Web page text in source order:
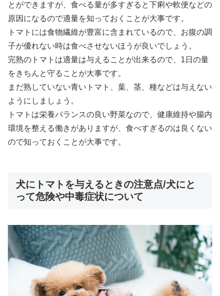
とができますが、食べる量が多すぎると下痢や軟便などの
原因になるので適量を知っておくことが大事です。
トマトには食物繊維が豊富に含まれているので、お腹の調
子が優れない時は食べさせないほうが良いでしょう。
完熟のトマトは適量は与えることが出来るので、1日の量
をきちんと守ることが大事です。
まだ熟していない青いトマト、葉、茎、種などは与えない
ようにしましょう。
トマトは栄養バランスの良い野菜なので、健康維持や腸内
環境を整える働きがありますが、食べすぎるのは良くない
ので知っておくことが大事です。
犬にトマトを与えるときの注意点/犬にと
って危険や中毒症状について